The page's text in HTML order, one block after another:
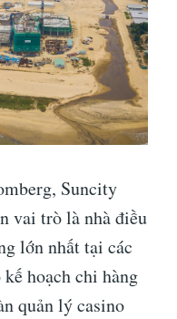
Suncity
vai trò là nhà điều
lớn nhất tại các
hoạch chi hàng
quản lý casino